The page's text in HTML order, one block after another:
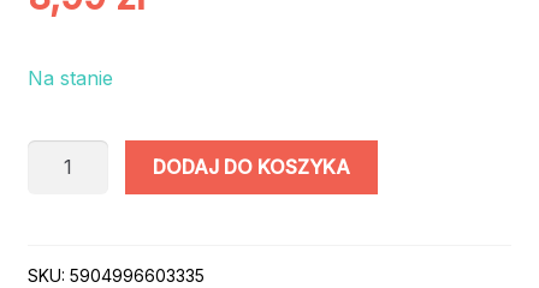
Na stanie
ilość
"STO
DODAJ DO KOSZYKA
SKU: 5904996603335